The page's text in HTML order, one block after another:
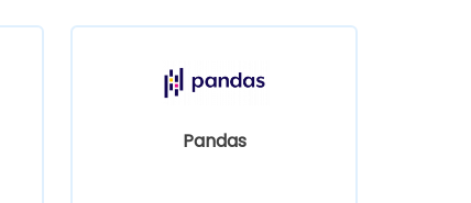
Pandas